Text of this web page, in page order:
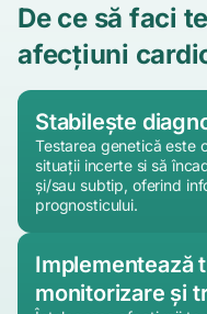
De ce să faci
afecțiuni
Stabilește
Testarea genetică este
situații incerte si să
și/sau subtip, oferind
prognosticului.
Implementează
monitorizare și